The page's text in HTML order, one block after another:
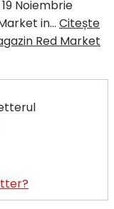
Noiembrie
in… Citește
Red Market